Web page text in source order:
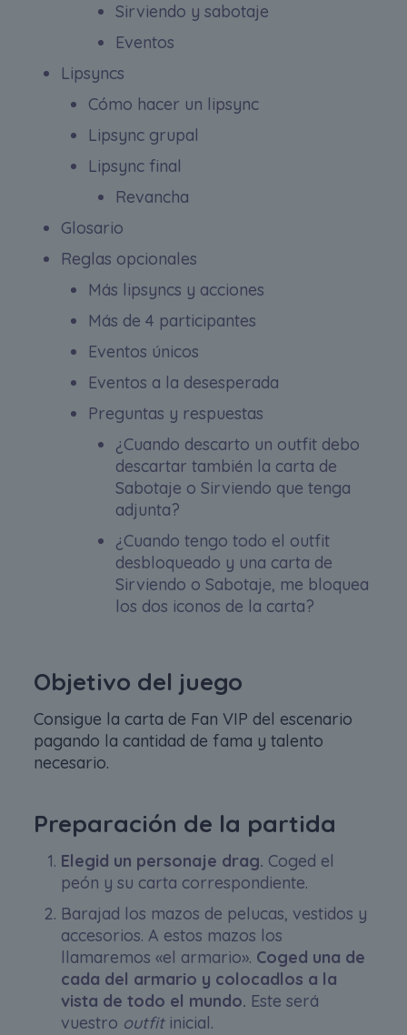
Sirviendo y sabotaje
Eventos
Lipsyncs
Cómo hacer un lipsync
Lipsync grupal
Lipsync final
Revancha
Glosario
Reglas opcionales
Más lipsyncs y acciones
Más de 4 participantes
Eventos únicos
Eventos a la desesperada
Preguntas y respuestas
¿Cuando descarto un outfit debo
descartar también la carta de
Sabotaje o Sirviendo que tenga
adjunta?
¿Cuando tengo todo el outfit
desbloqueado y una carta de
Sirviendo o Sabotaje, me bloquea
los dos iconos de la carta?
Objetivo del juego
Consigue la carta de Fan VIP del escenario
pagando la cantidad de fama y talento
necesario.
Preparación de la partida
Elegid un personaje drag. Coged el
peón y su carta correspondiente.
Barajad los mazos de pelucas, vestidos y
accesorios. A estos mazos los
llamaremos «el armario». Coged una de
cada del armario y colocadlos a la
vista de todo el mundo. Este será
vuestro outfitinicial.